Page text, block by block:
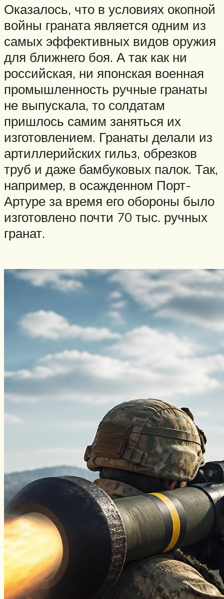
Оказалось, что в условиях окопной
войны граната является одним из
самых эффективных видов оружия
для ближнего боя. А так как ни
российская, ни японская военная
промышленность ручные гранаты
не выпускала, то солдатам
пришлось самим заняться их
изготовлением. Гранаты делали из
артиллерийских гильз, обрезков
труб и даже бамбуковых палок. Так,
например, в осажденном Порт-
Артуре за время его обороны было
изготовлено почти 70 тыс. ручных
гранат.